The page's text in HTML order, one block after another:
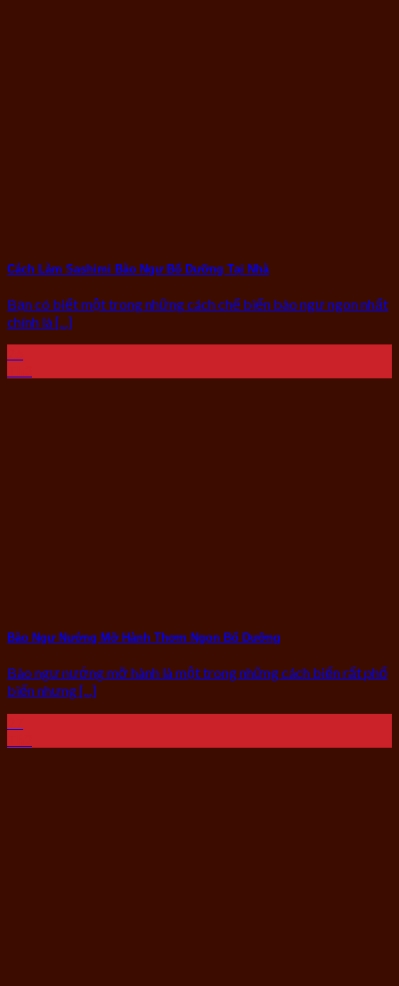
Cách Làm Sashimi Bào Ngư Bổ Dưỡng Tại Nhà
Bạn có biết một trong những cách chế biến bào ngư ngon nhất
chính là [...]
Bào Ngư Nướng Mỡ Hành Thơm Ngon Bổ Dưỡng
Bào ngư nướng mỡ hành là một trong những cách biến rất phổ
biến nhưng [...]